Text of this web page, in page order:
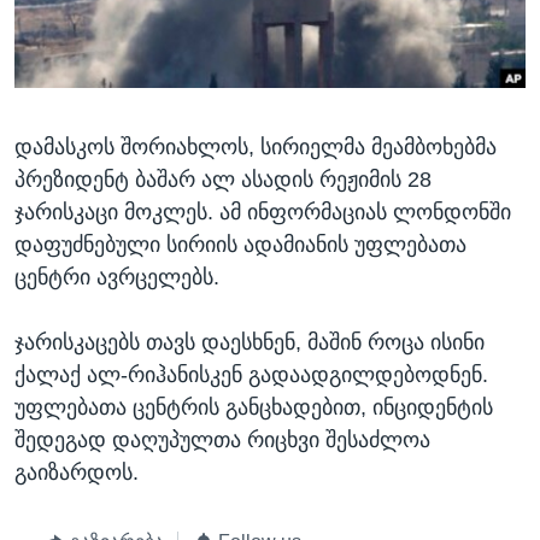
ᲡᲢᲣᲓᲘᲐ ᲕᲐᲨᲘᲜᲒᲢᲝᲜᲘ
ᲔᲙᲝᲜᲝᲛᲘᲙᲐ
ᲯᲐᲜᲛᲠᲗᲔᲚᲝᲑᲐ
ᲘᲜᲢᲔᲠᲕᲘᲣ
ᲙᲣᲚᲢᲣᲠᲐ
ᲒᲐᲚᲘᲚᲔᲝ
ᲓᲔᲖᲘᲜᲤᲝᲠᲛᲐᲪᲘᲐ
Learning English
ენები
დამასკოს შორიახლოს, სირიელმა მეამბოხებმა
პრეზიდენტ ბაშარ ალ ასადის რეჟიმის 28
ჯარისკაცი მოკლეს. ამ ინფორმაციას ლონდონში
დაფუძნებული სირიის ადამიანის უფლებათა
ცენტრი ავრცელებს.
ჯარისკაცებს თავს დაესხნენ, მაშინ როცა ისინი
ქალაქ ალ-რიჰანისკენ გადაადგილდებოდნენ.
უფლებათა ცენტრის განცხადებით, ინციდენტის
შედეგად დაღუპულთა რიცხვი შესაძლოა
გაიზარდოს.